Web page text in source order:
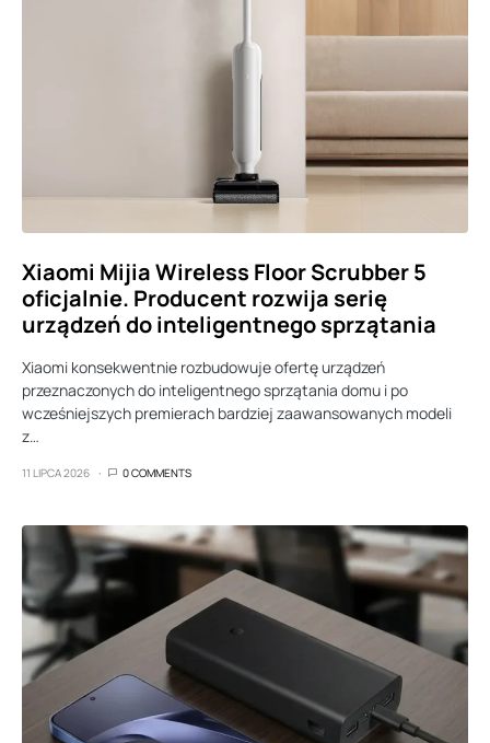
Xiaomi Mijia Wireless Floor Scrubber 5
oficjalnie. Producent rozwija serię
urządzeń do inteligentnego sprzątania
Xiaomi konsekwentnie rozbudowuje ofertę urządzeń
przeznaczonych do inteligentnego sprzątania domu i po
wcześniejszych premierach bardziej zaawansowanych modeli
z…
11 LIPCA 2026 0 COMMENTS